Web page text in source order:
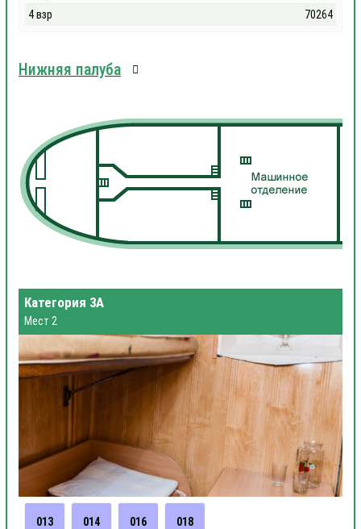
4 взр
70264
Нижняя палуба
Категория 3А
Мест 2
013 014 016 018